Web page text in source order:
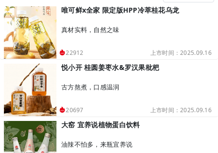
唯可鲜x全家 限定版HPP冷萃桂花乌龙
真材实料，自然之味
22912 上市时间：2025.09.16
悦小开 桂圆姜枣水&罗汉果枇杷
古方熬煮，口感温润
20697 上市时间：2025.09.16
大窑 宜养说植物蛋白饮料
油辣不怕多，来瓶宜养说